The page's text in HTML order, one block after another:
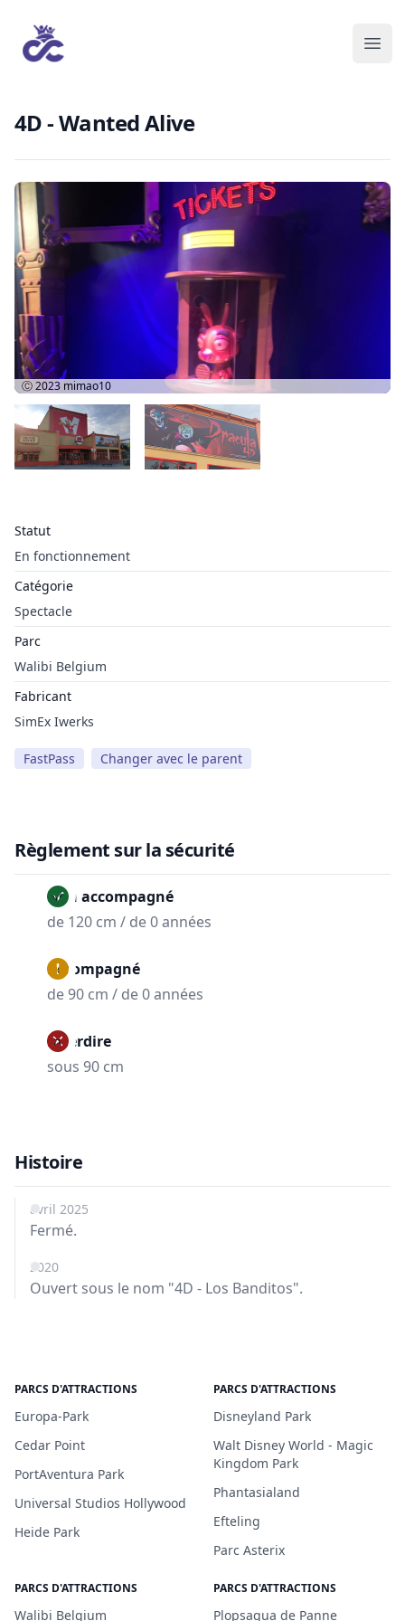
4D - Wanted Alive
Statut
En fonctionnement
Catégorie
Spectacle
Parc
Walibi Belgium
Fabricant
SimEx Iwerks
FastPass Changer avec le parent
Ⓒ 2023mimao10
Règlement sur la sécurité
Non accompagné
de 120 cm / de 0 années
Accompagné
de 90 cm / de 0 années
Interdire
sous 90 cm
Histoire
avril 2025
Fermé.
2020
Ouvert sous le nom "4D - Los Banditos".
PARCS D'ATTRACTIONS
Europa-Park
Cedar Point
PortAventura Park
Universal Studios Hollywood
Heide Park
PARCS D'ATTRACTIONS
Disneyland Park
Walt Disney World - Magic
Kingdom Park
Phantasialand
Efteling
Parc Asterix
PARCS D'ATTRACTIONS
Walibi Belgium
PARCS D'ATTRACTIONS
Plopsaqua de Panne